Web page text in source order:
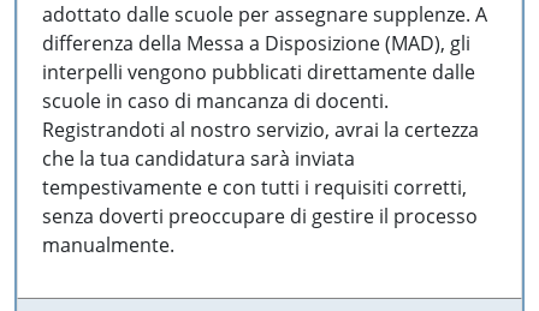
adottato dalle scuole per assegnare supplenze. A
differenza della Messa a Disposizione (MAD), gli
interpelli vengono pubblicati direttamente dalle
scuole in caso di mancanza di docenti.
Registrandoti al nostro servizio, avrai la certezza
che la tua candidatura sarà inviata
tempestivamente e con tutti i requisiti corretti,
senza doverti preoccupare di gestire il processo
manualmente.